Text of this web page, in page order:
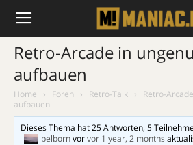
Retro-Arcade in
aufbauen
Home › Foren › Retro-Talk ›
Retro-
aufbauen
Dieses Thema hat 25 Antworten, 5
belbornvorvor 1 year, 2 months